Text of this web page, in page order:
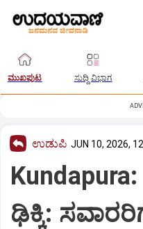
ಮುಖಪುಟ ಸುದ್ದಿ ವಿಭಾಗ
ಉಡುಪಿ JUN 10, 2026,
ಢಿಕ್ಕಿ: